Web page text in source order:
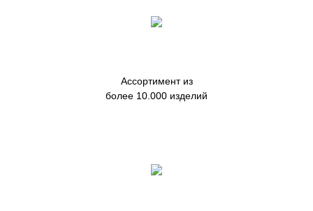
Ассортимент из
более 10.000 изделий